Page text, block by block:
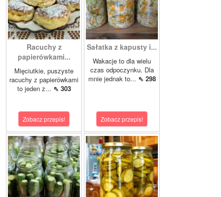
Racuchy z
papierówkami...
Mięciutkie, puszyste
racuchy z papierówkami
to jeden z... ⇖ 303
Zobacz przepis!
Sałatka z kapusty i...
Wakacje to dla wielu
czas odpoczynku. Dla
mnie jednak to... ⇖ 298
Zobacz przepis!